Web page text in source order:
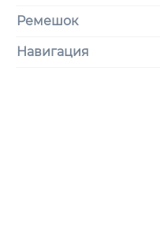
Ремешок
Навигация